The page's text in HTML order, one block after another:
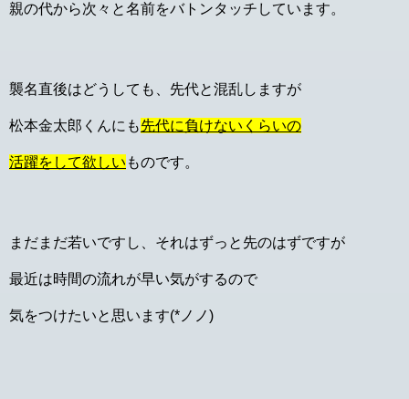
親の代から次々と名前をバトンタッチしています。
襲名直後はどうしても、先代と混乱しますが
松本金太郎くんにも先代に負けないくらいの
活躍をして欲しい ものです。
まだまだ若いですし、それはずっと先のはずですが
最近は時間の流れが早い気がするので
気をつけたいと思います(*ノノ)